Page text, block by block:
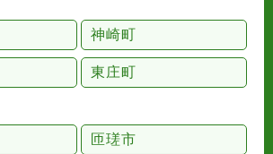
神崎町
東庄町
匝瑳市